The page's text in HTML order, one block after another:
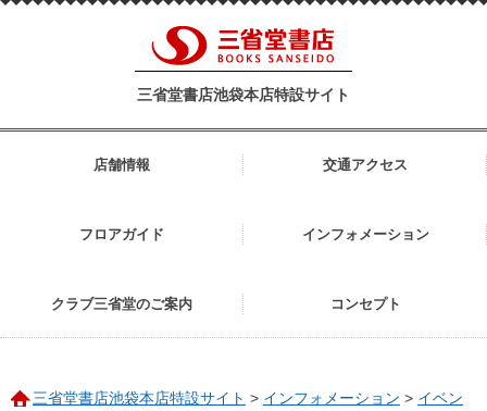
三省堂書店池袋本店特設サイト
店舗情報 交通アクセス
フロアガイド インフォメーション
クラブ三省堂のご案内 コンセプト
三省堂書店池袋本店特設サイト > インフォメーション > イベン